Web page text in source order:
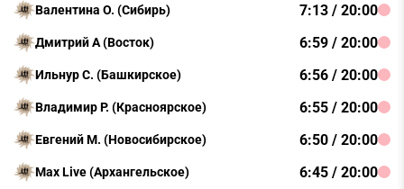
Валентина О. (Сибирь) 7:13 / 20:00
Дмитрий А (Восток) 6:59 / 20:00
Ильнур С. (Башкирское) 6:56 / 20:00
Владимир Р. (Красноярское) 6:55 / 20:00
Евгений М. (Новосибирское) 6:50 / 20:00
Max Live (Архангельское) 6:45 / 20:00